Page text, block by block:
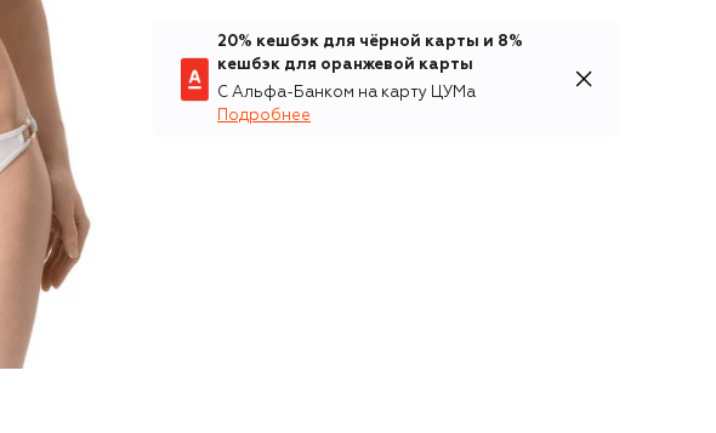
20% кешбэк для чёрной карты и 8%
кешбэк для оранжевой карты
С Альфа-Банком на карту ЦУМа
Подробнее